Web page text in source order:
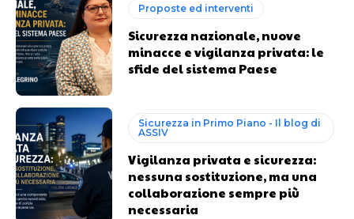
Proposte ed interventi
Sicurezza nazionale, nuove
minacce e vigilanza privata: le
sfide del sistema Paese
Sicurezza in Primo Piano - Il blog di
ASSIV
Vigilanza privata e sicurezza:
nessuna sostituzione, ma una
collaborazione sempre più
necessaria